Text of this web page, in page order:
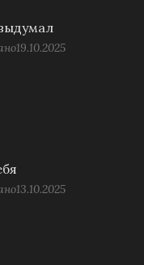
19.10.2025
13.10.2025